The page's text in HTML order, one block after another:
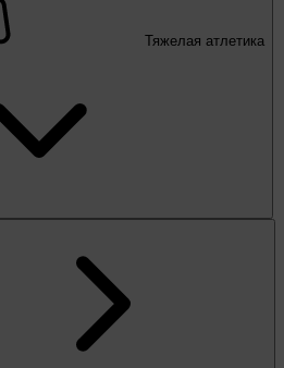
Тяжелая атлетика